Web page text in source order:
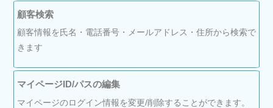
顧客検索
顧客情報を氏名・電話番号・メールアドレス・住所から検索で
きます
マイページID/パスの編集
マイページのログイン情報を変更/削除することができます。